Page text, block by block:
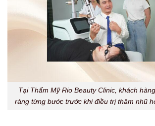
Tại Thẩm Mỹ Rio Beauty Clinic, khách
ràng từng bước trước khi điều trị thâm nhũ